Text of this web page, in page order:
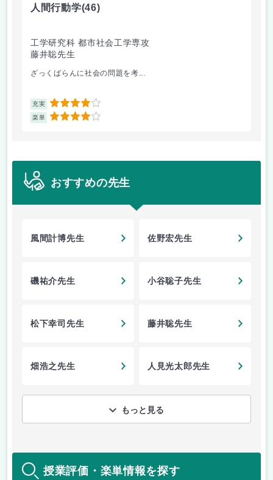
人間行動学(46)
工学研究科 都市社会工学専攻
藤井聡先生
ざっくばらんに社会の問題を考...
充実 4
楽単 4
おすすめの先生
風間計博先生 佐野宏先生
磯祐介先生 小谷聡子先生
松下幸司先生 藤井聡先生
畑浩之先生 人見光太郎先生
もっと見る
授業評価・楽単情報を探す